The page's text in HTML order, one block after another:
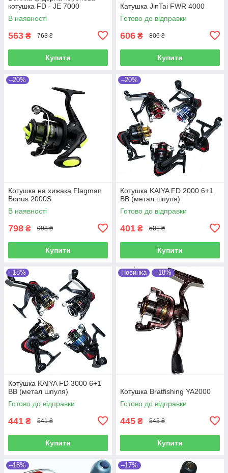
котушка FD - JE 7000
В наявності
563 ₴ 763 ₴
Купити
Катушка JinTai FWR 4000
Готово до відправки
606 ₴ 806 ₴
Купити
–20%
Котушка на хижака Flagman
Bonus 2000S
В наявності
798 ₴ 998 ₴
Купити
–20%
Котушка KAIYA FD 2000 6+1
BB (метал шпуля)
Готово до відправки
401 ₴ 501 ₴
Купити
–18%
Котушка KAIYA FD 3000 6+1
BB (метал шпуля)
Готово до відправки
441 ₴ 541 ₴
Купити
Новинка –18%
Котушка Bratfishing YA2000
Готово до відправки
445 ₴ 545 ₴
Купити
–18% –17%